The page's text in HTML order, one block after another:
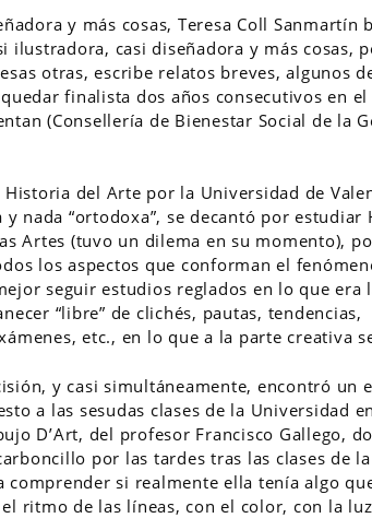
y más cosas, Teresa Coll Sanmartín
ilustradora, casi diseñadora y más cosas,
otras, escribe relatos breves, algunos
finalista dos años consecutivos en el
(Consellería de Bienestar Social de la
Historia del Arte por la Universidad de
nada “ortodoxa”, se decantó por estudiar
Artes (tuvo un dilema en su momento),
los aspectos que conforman el
seguir estudios reglados en lo que era
“libre” de clichés, pautas, tendencias,
etc., en lo que a la parte creativa
y casi simultáneamente, encontró un
a las sesudas clases de la Universidad
D’Art, del profesor Francisco Gallego,
por las tardes tras las clases de
comprender si realmente ella tenía algo
ritmo de las líneas, con el color, con la